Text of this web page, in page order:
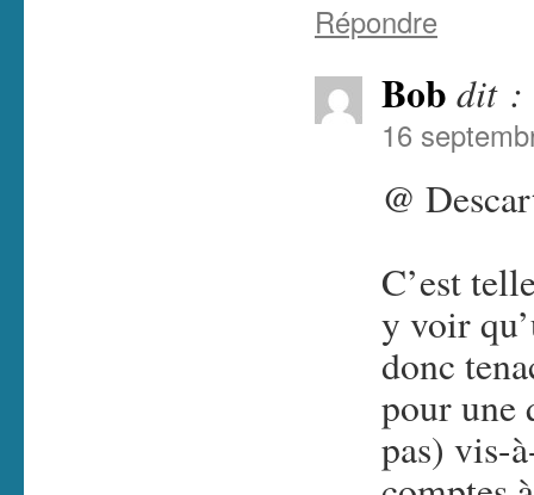
Répondre
Bob dit :
16
@
C’est
y voir
donc
pour une
pas) vis-